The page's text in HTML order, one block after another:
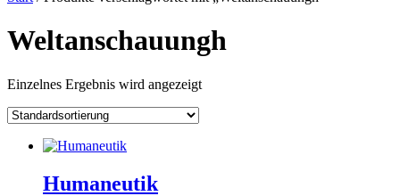
Weltanschauungh
Einzelnes Ergebnis wird angezeigt
Humaneutik